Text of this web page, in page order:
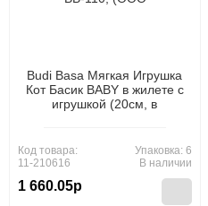
Budi Basa Мягкая Игрушка
Кот Басик BABY в жилете с
игрушкой (20см, в
Код товара:
11-210616
1 660.05р
Упаковка: 6
В наличии